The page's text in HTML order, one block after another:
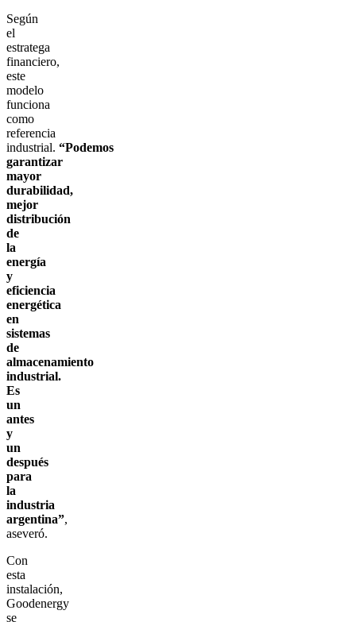
Según
el
estratega
financiero,
este
modelo
funciona
como
referencia
industrial. “Podemos
garantizar
mayor
durabilidad,
mejor
distribución
de
la
energía
y
eficiencia
energética
en
sistemas
de
almacenamiento
industrial.
Es
un
antes
y
un
después
para
la
industria
argentina”,
aseveró.
Con
esta
instalación,
Goodenergy
se